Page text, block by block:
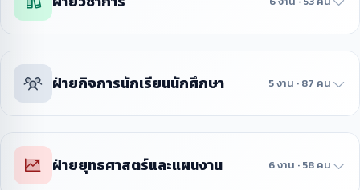
ฝ่ายกิจการนักเรียนนักศึกษา 5 งาน · 87 คน
ฝ่ายยุทธศาสตร์และแผนงาน 6 งาน · 58 คน